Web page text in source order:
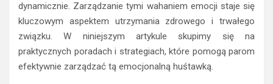
dynamicznie. Zarządzanie tymi wahaniem emocji staje się
kluczowym aspektem utrzymania zdrowego i trwałego
związku. W niniejszym artykule skupimy się na
praktycznych poradach i strategiach, które pomogą parom
efektywnie zarządzać tą emocjonalną huśtawką.